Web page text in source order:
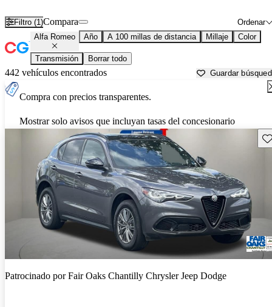
Filtro (1) Ordenar
Compara
Alfa Romeo Año A 100 millas de distancia Millaje Color
Transmisión Borrar todo
442 vehículos encontrados Guardar
Compra con precios transparentes.
Mostrar solo avisos que incluyan tasas del concesionario
Patrocinado porFair Oaks Chantilly Chrysler Jeep Dodge